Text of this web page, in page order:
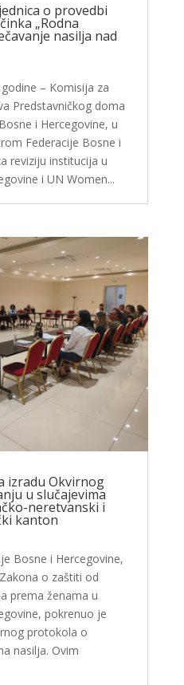
o provedbi
„Rodna
nasilja nad
– Komisija za
Predstavničkog doma
i Hercegovine, u
Federacije Bosne i
reviziju institucija u
i UN Women...
izradu Okvirnog
u slučajevima
neretvanski i
kanton
Bosne i Hercegovine,
o zaštiti od
prema ženama u
pokrenuo je
protokola o
nasilja. Ovim